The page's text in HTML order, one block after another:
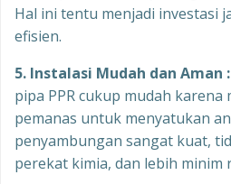
Hal ini tentu menjadi investasi
efisien.
5. Instalasi Mudah dan Aman :
pipa PPR cukup mudah
pemanas untuk menyatukan
penyambungan sangat kuat,
perekat kimia, dan lebih minim